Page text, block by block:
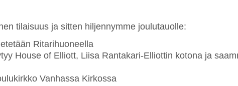
tilaisuus ja sitten hiljennymme joulutauolle:
Ritarihuoneella
House of Elliott, Liisa Rantakari-Elliottin kotona ja
Vanhassa Kirkossa